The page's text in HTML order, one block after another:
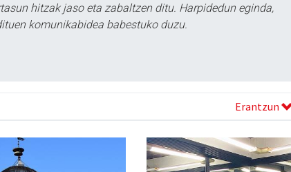
hitzak jaso eta zabaltzen ditu. Harpidedun eginda,
komunikabidea babestuko duzu.
Erantzun